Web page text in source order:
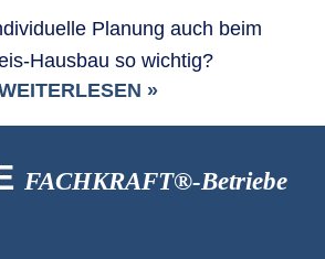
Planung auch beim
Hausbau so wichtig?
»
FACHKRAFT®-Betriebe